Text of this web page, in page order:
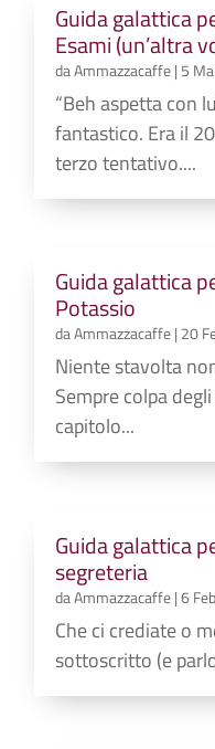
Guida galattica
Esami (un’altra
daAmmazzacaffe| 5
“Beh aspetta con
fantastico. Era il
terzo tentativo....
Guida galattica
Potassio
daAmmazzacaffe| 20
Niente stavolta
Sempre colpa
capitolo...
Guida galattica
segreteria
daAmmazzacaffe|6
Che ci crediate o
sottoscritto (e